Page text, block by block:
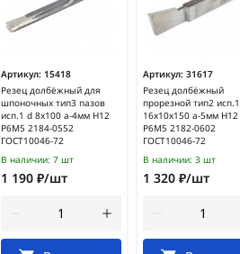
Артикул: 15418
Резец долбёжный для
шпоночных тип3 пазов
исп.1 d 8х100 а-4мм Н12
Р6М5 2184-0552
ГОСТ10046-72
В наличии: 7 шт
1 190 ₽/шт
Артикул: 31617
Резец долбёжный
прорезной тип2 исп.1
16х10х150 а-5мм Н12
Р6М5 2182-0602
ГОСТ10046-72
В наличии: 3 шт
1 320 ₽/шт